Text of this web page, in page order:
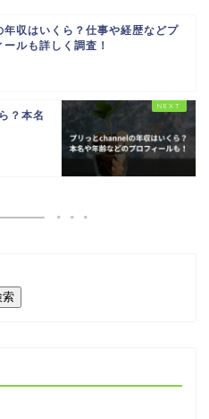
年収はいくら？仕事や経歴などプ
ールも詳しく調査！
？本名
索